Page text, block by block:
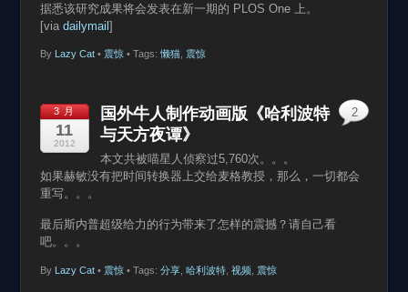
据悉该研究成果将会发表在新一期的 PLOS One 上。
[via dailymail ]
By Lazy Cat• 震惊 • Tags: 懒猫, 震惊
3 月
11
2012
国外牛人制作动画版《哈利波特
与天方夜谭》
本文共被喵星人侦察过5,760次。。。
如果赫敏没有把时间转换器上交给麦格教授，那么，一切都会
重写。。。
最后斯内普超级给力的行为带来了怎样的震撼？请自己看
吧。。。
By Lazy Cat• 震惊
2
• Tags: 分享, 哈利波特, 视频, 震惊